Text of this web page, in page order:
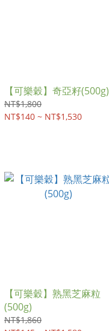
【可樂穀】奇亞籽(500g)
NT$1,800
NT$140 ~ NT$1,530
【可樂穀】熟黑芝麻粒
(500g)
NT$1,860